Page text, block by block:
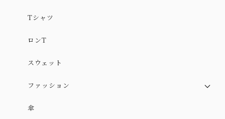
Tシャツ
ロンT
スウェット
ファッション
傘